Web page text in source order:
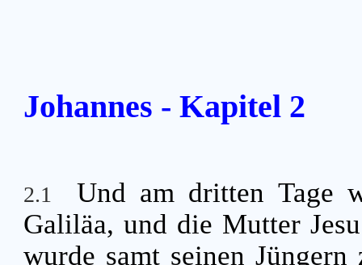
Johannes - Kapitel 2
2.1
Und am dritten Tage
Galiläa, und die Mutter
wurde samt seinen